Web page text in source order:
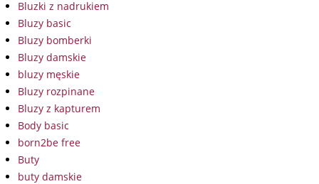
Bluzki z nadrukiem
Bluzy basic
Bluzy bomberki
Bluzy damskie
bluzy męskie
Bluzy rozpinane
Bluzy z kapturem
Body basic
born2be free
Buty
buty damskie